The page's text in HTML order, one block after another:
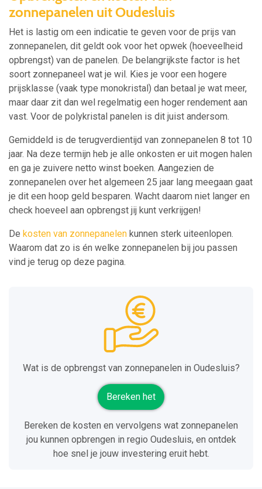
zonnepanelen uit Oudesluis
Het is lastig om een indicatie te geven voor de prijs van
zonnepanelen, dit geldt ook voor het opwek (hoeveelheid
opbrengst) van de panelen. De belangrijkste factor is het
soort zonnepaneel wat je wil. Kies je voor een hogere
prijsklasse (vaak type monokristal) dan betaal je wat meer,
maar daar zit dan wel regelmatig een hoger rendement aan
vast. Voor de polykristal panelen is dit juist andersom.
Gemiddeld is de terugverdientijd van zonnepanelen 8 tot 10
jaar. Na deze termijn heb je alle onkosten er uit mogen halen
en ga je zuivere netto winst boeken. Aangezien de
zonnepanelen over het algemeen 25 jaar lang meegaan gaat
je dit een hoop geld besparen. Wacht daarom niet langer en
check hoeveel aan opbrengst jij kunt verkrijgen!
De kosten van zonnepanelen kunnen sterk uiteenlopen.
Waarom dat zo is én welke zonnepanelen bij jou passen
vind je terug op deze pagina.
Wat is de opbrengst van zonnepanelen in Oudesluis?
Bereken het
Bereken de kosten en vervolgens wat zonnepanelen
jou kunnen opbrengen in regio Oudesluis, en ontdek
hoe snel je jouw investering eruit hebt.